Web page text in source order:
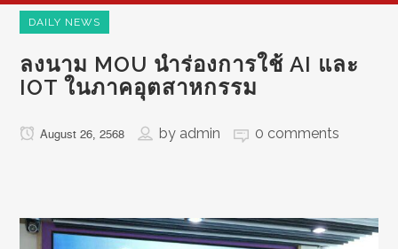
DAILY NEWS
ลงนาม MOU นำร่องการใช้ AI และ
IOT ในภาคอุตสาหกรรม
August 26, 2568 by admin 0 comments